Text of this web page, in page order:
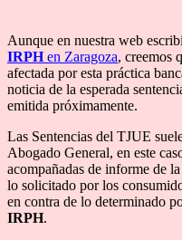
Aunque en nuestra web
IRPHen Zaragoza, creemos
afectada por esta práctica
noticia de la esperada
emitida próximamente.
Las Sentencias del TJUE
Abogado General, en este
acompañadas de informe de
lo solicitado por los
en contra de lo determinado
IRPH.